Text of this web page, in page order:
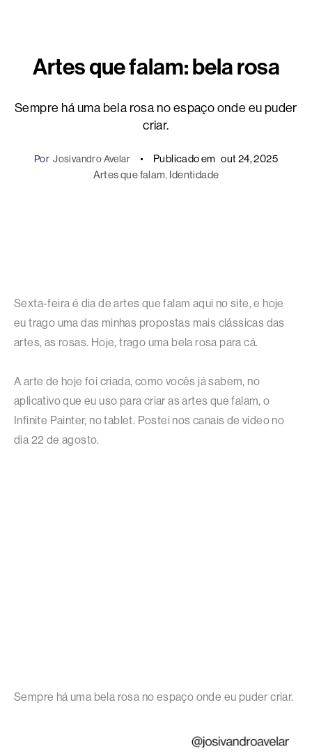
Artes que falam: bela rosa
Sempre há uma bela rosa no espaço onde eu puder
criar.
Por Josivandro Avelar Publicado em out 24, 2025
Artes que falam, Identidade
Sexta-feira é dia de artes que falam aqui no site, e hoje
eu trago uma das minhas propostas mais clássicas das
artes, as rosas. Hoje, trago uma bela rosa para cá.
A arte de hoje foi criada, como vocês já sabem, no
aplicativo que eu uso para criar as artes que falam, o
Infinite Painter, no tablet. Postei nos canais de vídeo no
dia 22 de agosto.
Sempre há uma bela rosa no espaço onde eu puder criar.